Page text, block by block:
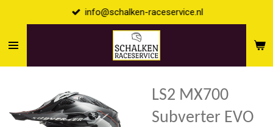
naar
info@schalken-raceservice.nl
LS2 MX700
Subverter EVO